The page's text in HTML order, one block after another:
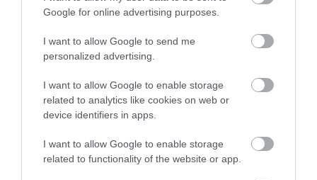
Google for online advertising purposes.
I want to allow Google to send me
personalized advertising.
I want to allow Google to enable storage
related to analytics like cookies on web or
device identifiers in apps.
I want to allow Google to enable storage
related to functionality of the website or app.
01.07.2026 | 18:59
Ζούμε μέσα σε μια προσομοίωση;
Γιατί η θεωρία του Νικ Μπόστρομ
επιστρέφει στην εποχή της
τεχνητής νοημοσύνης
PAGENEWS EDITOR
29.06.2026 | 13:22
Η Wayve αλλάζει το παιχνίδι στην
αυτόνομη οδήγηση – Η startup που
απειλεί Tesla και Waymo